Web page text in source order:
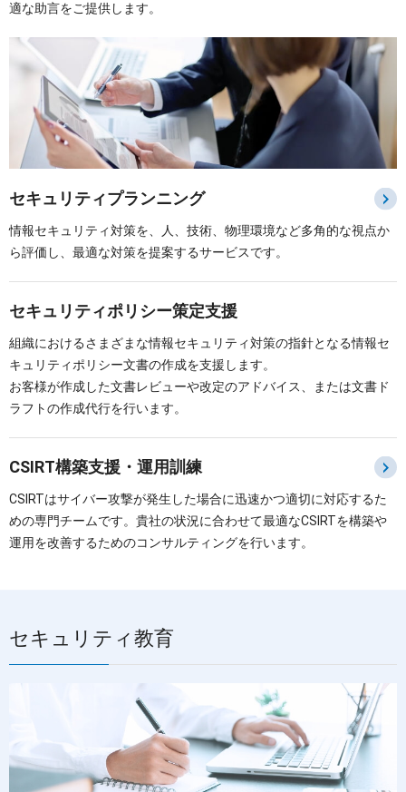
適な助言をご提供します。
セキュリティプランニング
情報セキュリティ対策を、人、技術、物理環境など多角的な視点か
ら評価し、最適な対策を提案するサービスです。
セキュリティポリシー策定支援
組織におけるさまざまな情報セキュリティ対策の指針となる情報セ
キュリティポリシー文書の作成を支援します。
お客様が作成した文書レビューや改定のアドバイス、または文書ド
ラフトの作成代行を行います。
CSIRT構築支援・運用訓練
CSIRTはサイバー攻撃が発生した場合に迅速かつ適切に対応するた
めの専門チームです。貴社の状況に合わせて最適なCSIRTを構築や
運用を改善するためのコンサルティングを行います。
セキュリティ教育